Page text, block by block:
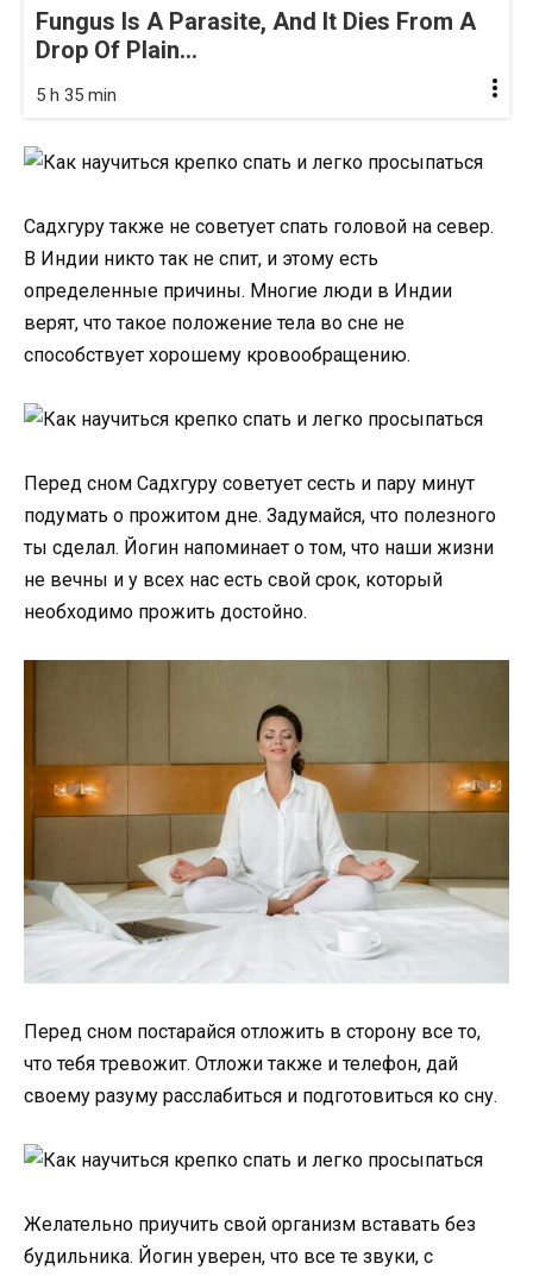
Fungus Is A Parasite, And It Dies From A
Drop Of Plain...
5 h 35 min
Садхгуру также не советует спать головой на север.
В Индии никто так не спит, и этому есть
определенные причины. Многие люди в Индии
верят, что такое положение тела во сне не
способствует хорошему кровообращению.
Перед сном Садхгуру советует сесть и пару минут
подумать о прожитом дне. Задумайся, что полезного
ты сделал. Йогин напоминает о том, что наши жизни
не вечны и у всех нас есть свой срок, который
необходимо прожить достойно.
Перед сном постарайся отложить в сторону все то,
что тебя тревожит. Отложи также и телефон, дай
своему разуму расслабиться и подготовиться ко сну.
Желательно приучить свой организм вставать без
будильника. Йогин уверен, что все те звуки, с